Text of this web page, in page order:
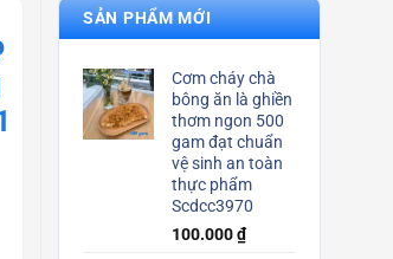
SẢN PHẨM MỚI
Cơm cháy chà
bông ăn là ghiền
thơm ngon 500
gam đạt chuẩn
vệ sinh an toàn
thực phẩm
Scdcc3970
100.000₫